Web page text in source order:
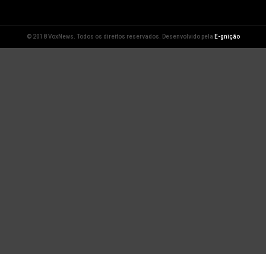
© 2018 VoxNews. Todos os direitos reservados. Desenvolvido pela E-gnição